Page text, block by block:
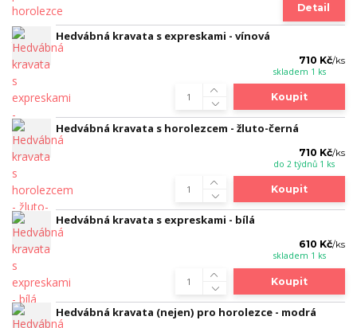
Detail
Hedvábná kravata s expreskami - vínová
710 Kč/ks
skladem 1 ks
Koupit
Hedvábná kravata s horolezcem - žluto-černá
710 Kč/ks
do 2 týdnů 1 ks
Koupit
Hedvábná kravata s expreskami - bílá
610 Kč/ks
skladem 1 ks
Koupit
Hedvábná kravata (nejen) pro horolezce - modrá